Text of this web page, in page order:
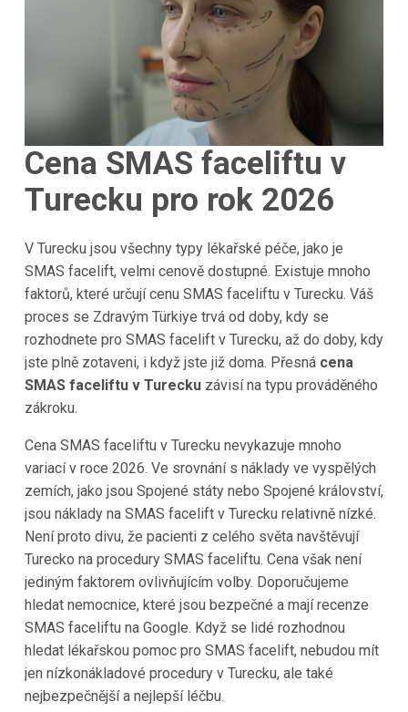
Cena SMAS faceliftu v
Turecku pro rok 2026
V Turecku jsou všechny typy lékařské péče, jako je
SMAS facelift, velmi cenově dostupné. Existuje mnoho
faktorů, které určují cenu SMAS faceliftu v Turecku. Váš
proces se Zdravým Türkiye trvá od doby, kdy se
rozhodnete pro SMAS facelift v Turecku, až do doby, kdy
jste plně zotaveni, i když jste již doma. Přesná cena
SMAS faceliftu v Tureckuzávisí na typu prováděného
zákroku.
Cena SMAS faceliftu v Turecku nevykazuje mnoho
variací v roce 2026. Ve srovnání s náklady ve vyspělých
zemích, jako jsou Spojené státy nebo Spojené království,
jsou náklady na SMAS facelift v Turecku relativně nízké.
Není proto divu, že pacienti z celého světa navštěvují
Turecko na procedury SMAS faceliftu. Cena však není
jediným faktorem ovlivňujícím volby. Doporučujeme
hledat nemocnice, které jsou bezpečné a mají recenze
SMAS faceliftu na Google. Když se lidé rozhodnou
hledat lékařskou pomoc pro SMAS facelift, nebudou mít
jen nízkonákladové procedury v Turecku, ale také
nejbezpečnější a nejlepší léčbu.